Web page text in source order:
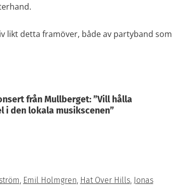
likt detta framöver, både av partyband som
från Mullberget: ”Vill hålla
i den lokala musikscenen”
Emil Holmgren Hat Over Hills, Jonas